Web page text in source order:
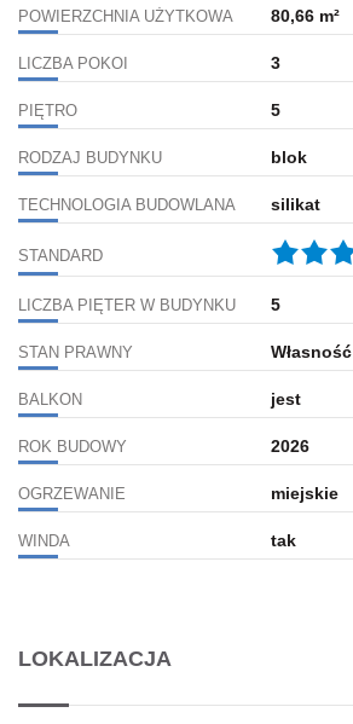
POWIERZCHNIA UŻYTKOWA 80,66 m²
LICZBA POKOI 3
PIĘTRO 5
RODZAJ BUDYNKU blok
TECHNOLOGIA BUDOWLANA silikat
STANDARD
LICZBA PIĘTER W BUDYNKU 5
STAN PRAWNY Własność
BALKON jest
ROK BUDOWY 2026
OGRZEWANIE miejskie
WINDA tak
LOKALIZACJA